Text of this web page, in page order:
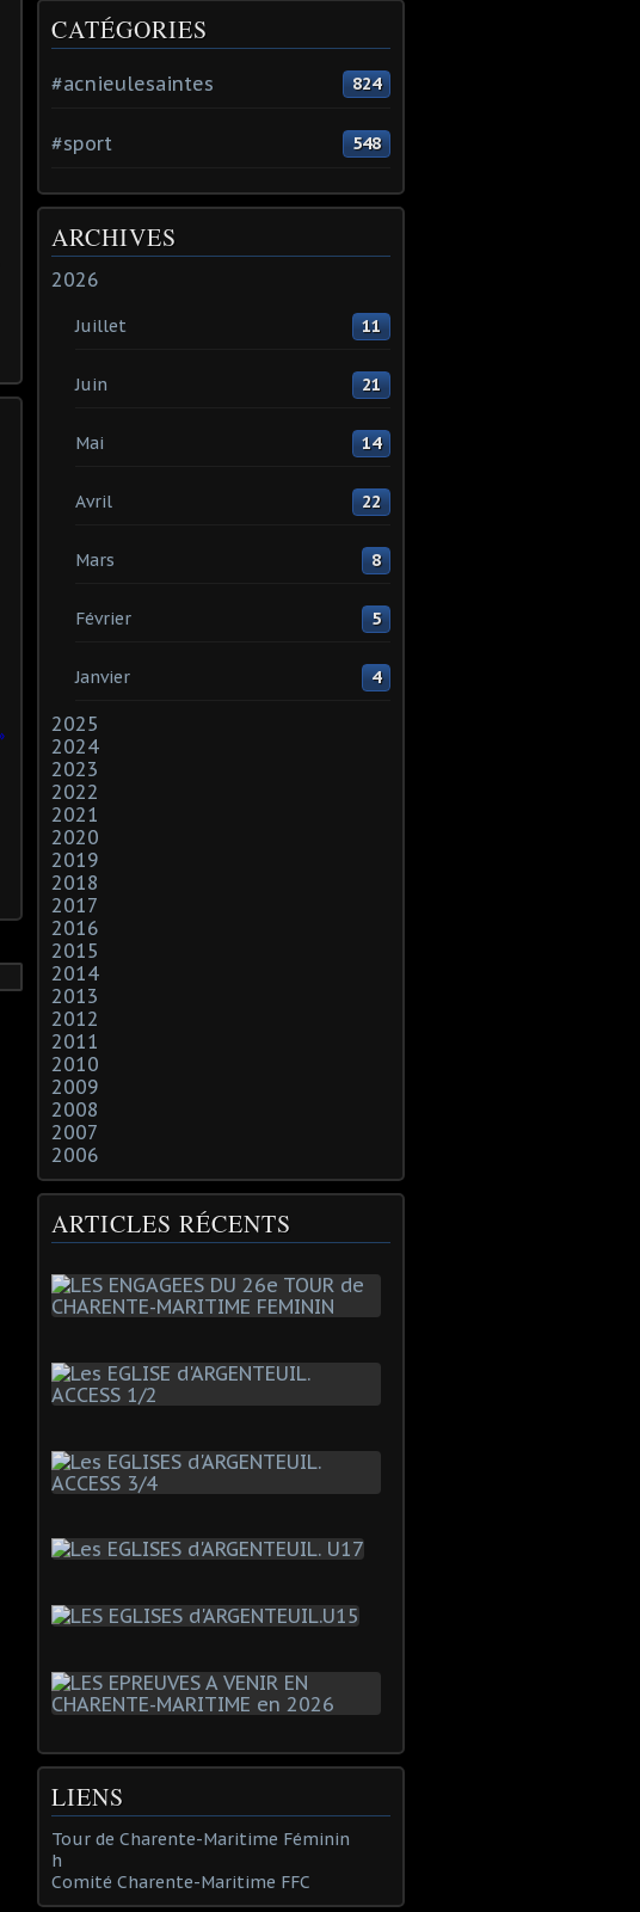
CATÉGORIES
#acnieulesaintes 824
#sport 548
ARCHIVES
2026
Juillet 11
Juin 21
Mai 14
Avril 22
Mars 8
Février 5
Janvier 4
2025
2024
2023
2022
2021
2020
2019
2018
2017
2016
2015
2014
2013
2012
2011
2010
2009
2008
2007
2006
ARTICLES RÉCENTS
LIENS
Tour de Charente-Maritime Féminin
h
Comité Charente-Maritime FFC